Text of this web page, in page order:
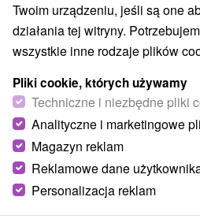
Region turystyczny
Twoim urządzeniu, jeśli są one
działania tej witryny.
wszystkie inne rodzaje plików
Pliki cookie, których używamy
Techniczne i niezbędne pliki
Analityczne i marketingowe
Magazyn reklam
Reklamowe dane
Personalizacja reklam